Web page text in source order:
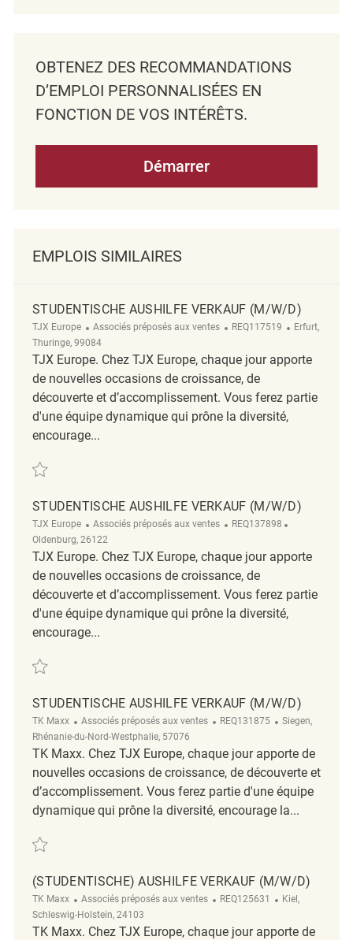
OBTENEZ DES RECOMMANDATIONS
D’EMPLOI PERSONNALISÉES EN
FONCTION DE VOS INTÉRÊTS.
Démarrer
EMPLOIS SIMILAIRES
STUDENTISCHE AUSHILFE VERKAUF (M/W/D)
TJX Europe Catégorie
Associés préposés aux ventes ReqId
REQ117519 Emplacement
Erfurt,
Thuringe, 99084
TJX Europe. Chez TJX Europe, chaque jour apporte
de nouvelles occasions de croissance, de
découverte et d’accomplissement. Vous ferez partie
d'une équipe dynamique qui prône la diversité,
encourage...
Sauvegarder Studentische Aushilfe Verkauf (m/w/d) REQ117519
STUDENTISCHE AUSHILFE VERKAUF (M/W/D)
TJX Europe Catégorie
Associés préposés aux ventes ReqId
REQ137898
Oldenburg, 26122
TJX Europe. Chez TJX Europe, chaque jour apporte
de nouvelles occasions de croissance, de
découverte et d’accomplissement. Vous ferez partie
d'une équipe dynamique qui prône la diversité,
encourage...
Sauvegarder Studentische Aushilfe Verkauf (m/w/d) REQ137898
STUDENTISCHE AUSHILFE VERKAUF (M/W/D)
TK Maxx Catégorie
Associés préposés aux ventes ReqId
REQ131875 Emplacement
Siegen,
Rhénanie-du-Nord-Westphalie, 57076
TK Maxx. Chez TJX Europe, chaque jour apporte de
nouvelles occasions de croissance, de découverte et
d’accomplissement. Vous ferez partie d'une équipe
dynamique qui prône la diversité, encourage la...
Sauvegarder Studentische Aushilfe Verkauf (m/w/d) REQ131875
(STUDENTISCHE) AUSHILFE VERKAUF (M/W/D)
TK Maxx Catégorie
Associés préposés aux ventes ReqId
REQ125631 Emplacement
Kiel,
Schleswig-Holstein, 24103
TK Maxx. Chez TJX Europe, chaque jour apporte de